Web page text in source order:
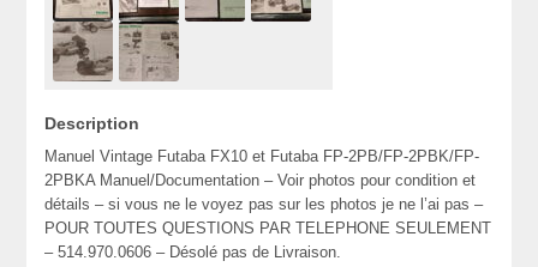
Description
Manuel Vintage Futaba FX10 et Futaba FP-2PB/FP-2PBK/FP-
2PBKA Manuel/Documentation – Voir photos pour condition et
détails – si vous ne le voyez pas sur les photos je ne l’ai pas –
POUR TOUTES QUESTIONS PAR TELEPHONE SEULEMENT
– 514.970.0606 – Désolé pas de Livraison.